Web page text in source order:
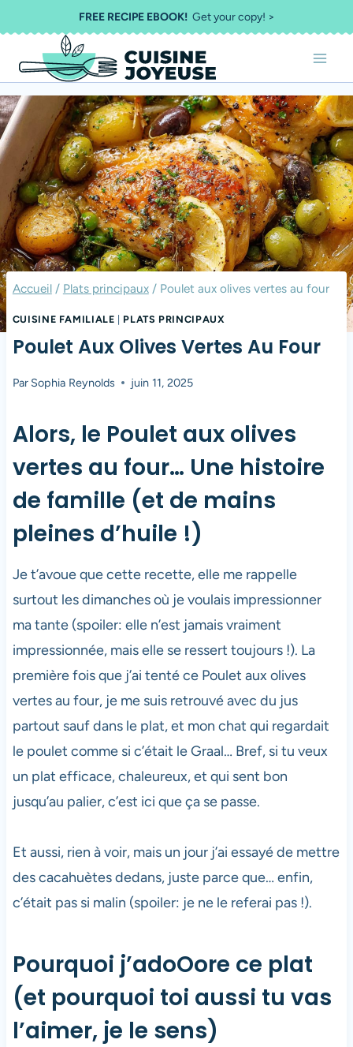
au
contenu
FREE RECIPE EBOOK!Get your copy! >
Accueil / Plats principaux / Poulet aux olives vertes au four
CUISINE FAMILIALE PLATS PRINCIPAUX
Poulet Aux Olives Vertes Au Four
Par Sophia Reynolds juin 11, 2025
Alors, le Poulet aux olives
vertes au four… Une histoire
de famille (et de mains
pleines d’huile !)
Je t’avoue que cette recette, elle me rappelle
surtout les dimanches où je voulais impressionner
ma tante (spoiler: elle n’est jamais vraiment
impressionnée, mais elle se ressert toujours !). La
première fois que j’ai tenté ce Poulet aux olives
vertes au four, je me suis retrouvé avec du jus
partout sauf dans le plat, et mon chat qui regardait
le poulet comme si c’était le Graal… Bref, si tu veux
un plat efficace, chaleureux, et qui sent bon
jusqu’au palier, c’est ici que ça se passe.
Et aussi, rien à voir, mais un jour j’ai essayé de mettre
des cacahuètes dedans, juste parce que… enfin,
c’était pas si malin (spoiler: je ne le referai pas !).
Pourquoi j’adoOore ce plat
(et pourquoi toi aussi tu vas
l’aimer, je le sens)